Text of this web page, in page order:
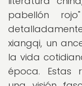
pabellón
xiangqi, un
la vida
época. Estas